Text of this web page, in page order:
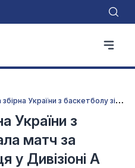
М
олодіжна збірна України з баскетболу зіграла матч за збереження місця у Дивізіоні А Євробаскету
України з
матч за
у Дивізіоні А